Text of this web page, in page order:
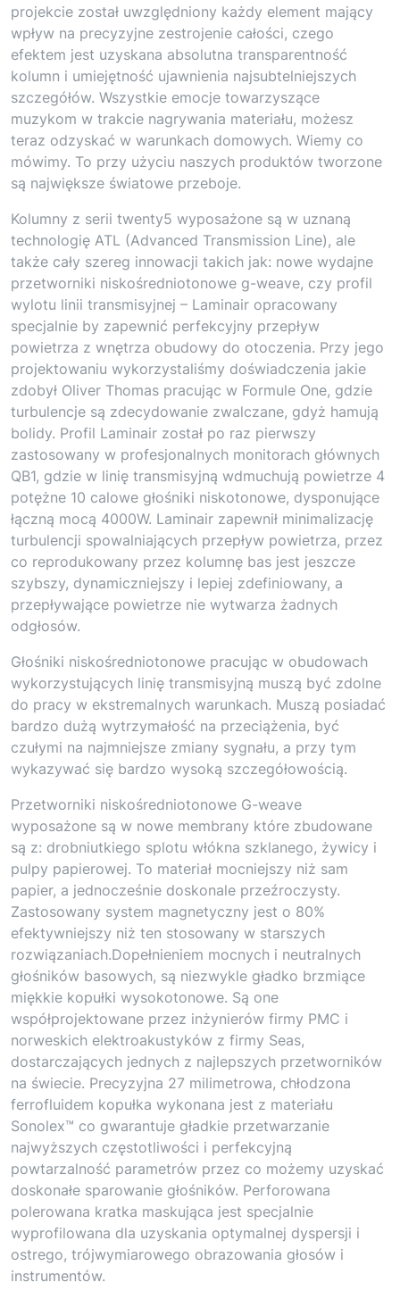
projekcie został uwzględniony każdy element mający
wpływ na precyzyjne zestrojenie całości, czego
efektem jest uzyskana absolutna transparentność
kolumn i umiejętność ujawnienia najsubtelniejszych
szczegółów. Wszystkie emocje towarzyszące
muzykom w trakcie nagrywania materiału, możesz
teraz odzyskać w warunkach domowych. Wiemy co
mówimy. To przy użyciu naszych produktów tworzone
są największe światowe przeboje.
Kolumny z serii twenty5 wyposażone są w uznaną
technologię ATL (Advanced Transmission Line), ale
także cały szereg innowacji takich jak: nowe wydajne
przetworniki niskośredniotonowe g-weave, czy profil
wylotu linii transmisyjnej – Laminair opracowany
specjalnie by zapewnić perfekcyjny przepływ
powietrza z wnętrza obudowy do otoczenia. Przy jego
projektowaniu wykorzystaliśmy doświadczenia jakie
zdobył Oliver Thomas pracując w Formule One, gdzie
turbulencje są zdecydowanie zwalczane, gdyż hamują
bolidy. Profil Laminair został po raz pierwszy
zastosowany w profesjonalnych monitorach głównych
QB1, gdzie w linię transmisyjną wdmuchują powietrze 4
potężne 10 calowe głośniki niskotonowe, dysponujące
łączną mocą 4000W. Laminair zapewnił minimalizację
turbulencji spowalniających przepływ powietrza, przez
co reprodukowany przez kolumnę bas jest jeszcze
szybszy, dynamiczniejszy i lepiej zdefiniowany, a
przepływające powietrze nie wytwarza żadnych
odgłosów.
Głośniki niskośredniotonowe pracując w obudowach
wykorzystujących linię transmisyjną muszą być zdolne
do pracy w ekstremalnych warunkach. Muszą posiadać
bardzo dużą wytrzymałość na przeciążenia, być
czułymi na najmniejsze zmiany sygnału, a przy tym
wykazywać się bardzo wysoką szczegółowością.
Przetworniki niskośredniotonowe G-weave
wyposażone są w nowe membrany które zbudowane
są z: drobniutkiego splotu włókna szklanego, żywicy i
pulpy papierowej. To materiał mocniejszy niż sam
papier, a jednocześnie doskonale przeźroczysty.
Zastosowany system magnetyczny jest o 80%
efektywniejszy niż ten stosowany w starszych
rozwiązaniach.Dopełnieniem mocnych i neutralnych
głośników basowych, są niezwykle gładko brzmiące
miękkie kopułki wysokotonowe. Są one
współprojektowane przez inżynierów firmy PMC i
norweskich elektroakustyków z firmy Seas,
dostarczających jednych z najlepszych przetworników
na świecie. Precyzyjna 27 milimetrowa, chłodzona
ferrofluidem kopułka wykonana jest z materiału
Sonolex™ co gwarantuje gładkie przetwarzanie
najwyższych częstotliwości i perfekcyjną
powtarzalność parametrów przez co możemy uzyskać
doskonałe sparowanie głośników. Perforowana
polerowana kratka maskująca jest specjalnie
wyprofilowana dla uzyskania optymalnej dyspersji i
ostrego, trójwymiarowego obrazowania głosów i
instrumentów.